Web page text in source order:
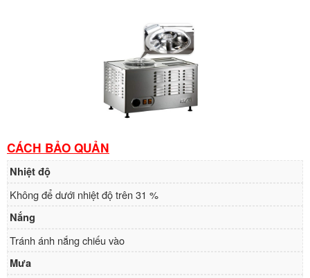
CÁCH BẢO QUẢN
Nhiệt độ
Không để dưới nhiệt độ trên 31 %
Nắng
Tránh ánh nắng chiếu vào
Mưa